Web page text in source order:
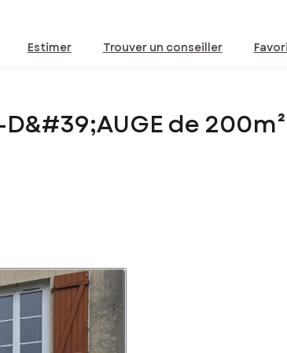
Estimer Trouver un conseiller
de 200m²